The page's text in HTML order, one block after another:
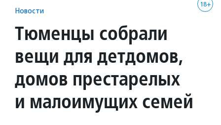
18+
Новости
Тюменцы собрали
вещи для детдомов,
домов престарелых
и малоимущих семей